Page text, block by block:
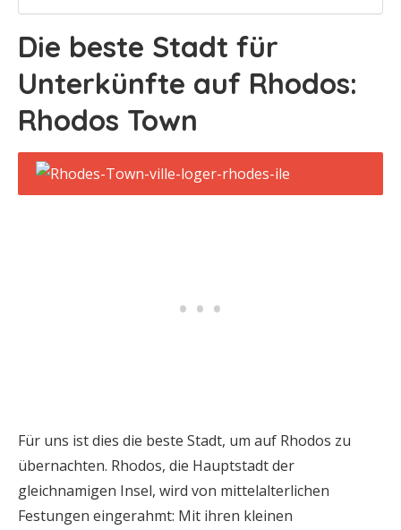
Die beste Stadt für
Unterkünfte auf Rhodos:
Rhodos Town
Für uns ist dies die beste Stadt, um auf Rhodos zu
übernachten. Rhodos, die Hauptstadt der
gleichnamigen Insel, wird von mittelalterlichen
Festungen eingerahmt: Mit ihren kleinen